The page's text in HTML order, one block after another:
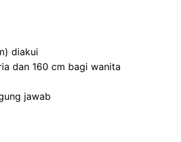
diakui
dan 160 cm bagi wanita
jawab